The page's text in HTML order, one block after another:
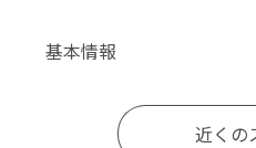
基本情報
近くの